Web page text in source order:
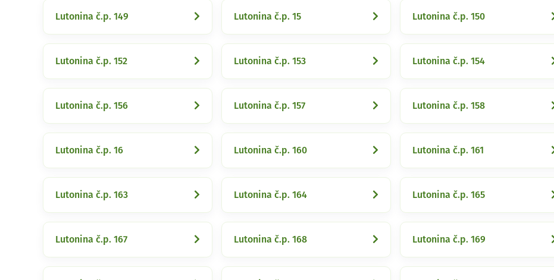
Lutonina č.p. 149 Lutonina č.p. 15 Lutonina č.p. 150
Lutonina č.p. 152 Lutonina č.p. 153 Lutonina č.p. 154
Lutonina č.p. 156 Lutonina č.p. 157 Lutonina č.p. 158
Lutonina č.p. 16 Lutonina č.p. 160 Lutonina č.p. 161
Lutonina č.p. 163 Lutonina č.p. 164 Lutonina č.p. 165
Lutonina č.p. 167 Lutonina č.p. 168 Lutonina č.p. 169